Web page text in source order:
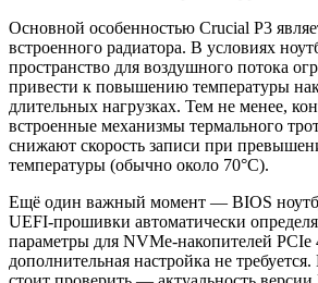
Основной особенностью Crucial P3
встроенного радиатора. В условиях
пространство для воздушного потока
привести к повышению температуры
длительных нагрузках. Тем не менее,
встроенные механизмы термального
снижают скорость записи при
температуры (обычно около 70°C).
Ещё один важный момент — BIOS
UEFI-прошивки автоматически
параметры для NVMe-накопителей PCIe
дополнительная настройка не